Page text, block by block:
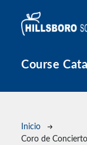
Course
Ruta de
Inicio
Coro de